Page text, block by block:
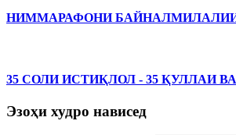
НИММАРАФОНИ БАЙНАЛМИЛАЛИИ
35 СОЛИ ИСТИҚЛОЛ - 35 ҚУЛЛАИ
Эзоҳи худро нависед